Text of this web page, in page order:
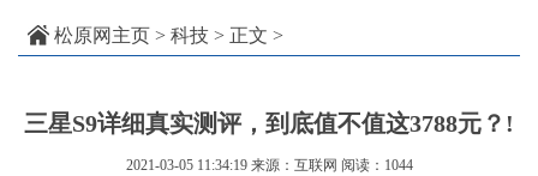
松原网主页 > 科技 > 正文 >
三星S9详细真实测评，到底值不值这3788元？!
2021-03-05 11:34:19 来源：互联网 阅读：1044